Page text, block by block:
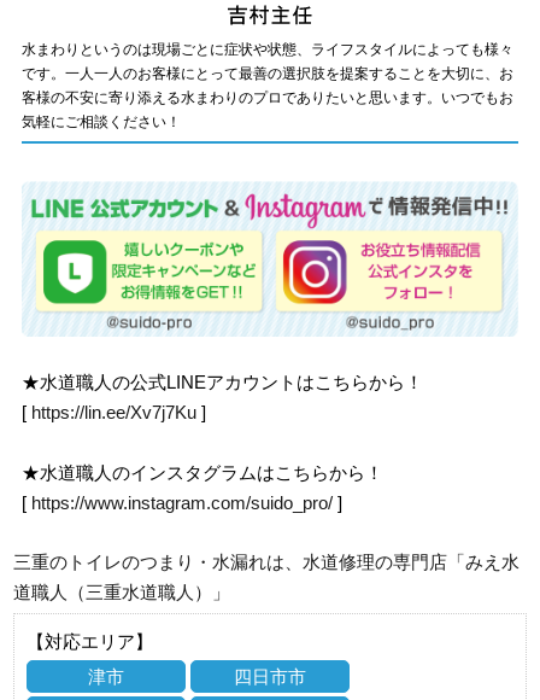
水まわりというのは現場ごとに症状や状態、ライフスタイルによっても様々
です。一人一人のお客様にとって最善の選択肢を提案することを大切に、お
客様の不安に寄り添える水まわりのプロでありたいと思います。いつでもお
気軽にご相談ください！
★水道職人の公式LINEアカウントはこちらから！
[ https://lin.ee/Xv7j7Ku ]
★水道職人のインスタグラムはこちらから！
[ https://www.instagram.com/suido_pro/ ]
三重のトイレのつまり・水漏れは、水道修理の専門店「みえ水
道職人（三重水道職人）」
【対応エリア】
津市
四日市市